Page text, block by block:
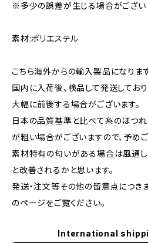
※多少の誤差が生じる場合がござい
素材:ポリエステル
こちら海外からの輸入製品になります
国内に入荷後、検品して発送してお
大幅に前後する場合がございます。
日本の品質基準と比べて糸のほつ
が粗い場合がございますので、予めご
素材特有の匂いがある場合は風通し
と改善されるかと思います。
発送・注文等その他の留意点につ
のページをご覧ください。
International